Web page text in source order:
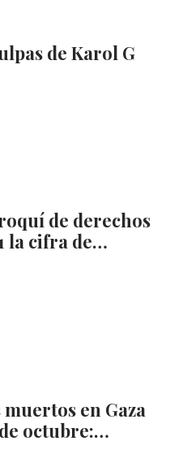
de Karol G
de derechos
la cifra de…
en Gaza
octubre:…